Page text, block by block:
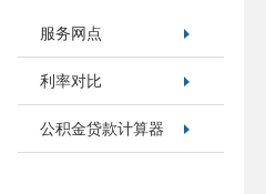
服务网点
利率对比
公积金贷款计算器